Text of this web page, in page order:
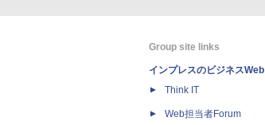
Group site links
インプレスのビジネスWeb
Think IT
Web担当者Forum